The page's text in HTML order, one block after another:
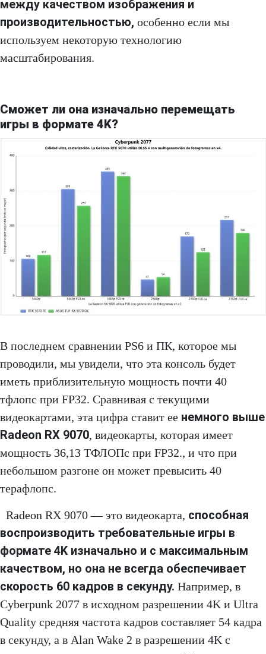
между качеством изображения и
производительностью, особенно если мы
используем некоторую технологию
масштабирования.
Сможет ли она изначально перемещать
игры в формате 4K?
В последнем сравнении PS6 и ПК, которое мы
проводили, мы увидели, что эта консоль будет
иметь приблизительную мощность почти 40
тфлопс при FP32. Сравнивая с текущими
видеокартами, эта цифра ставит ее немного выше
Radeon RX 9070, видеокарты, которая имеет
мощность 36,13 ТФЛОПс при FP32., и что при
небольшом разгоне он может превысить 40
терафлопс.
Radeon RX 9070 — это видеокарта, способная
воспроизводить требовательные игры в
формате 4K изначально и с максимальным
качеством, но она не всегда обеспечивает
скорость 60 кадров в секунду. Например, в
Cyberpunk 2077 в исходном разрешении 4K и Ultra
Quality средняя частота кадров составляет 54 кадра
в секунду, а в Alan Wake 2 в разрешении 4K с